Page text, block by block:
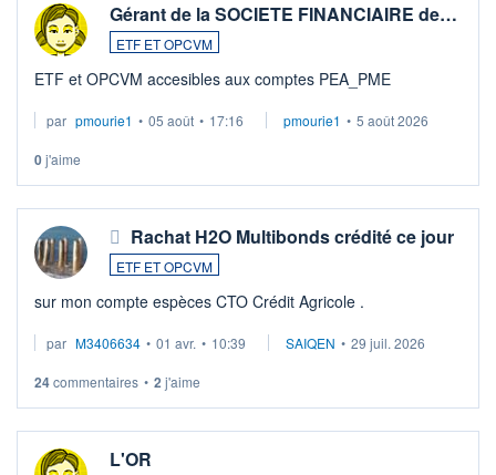
Gérant de la SOCIETE FINANCIAIRE de…
ETF ET OPCVM
ETF et OPCVM accesibles aux comptes PEA_PME
par pmourie1 • 05 août • 17:16 pmourie1 • 5 août 2026
0j'aime
Rachat H2O Multibonds crédité ce jour
ETF ET OPCVM
sur mon compte espèces CTO Crédit Agricole .
par M3406634 • 01 avr. • 10:39 SAIQEN • 29 juil. 2026
24commentaires • 2 j'aime
L'OR